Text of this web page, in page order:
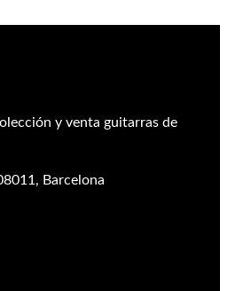
y venta guitarras de
Barcelona